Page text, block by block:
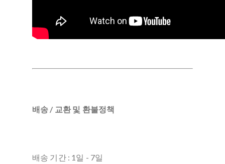
배송 / 교환 및 환불정책
배송 기간 : 1일 - 7일